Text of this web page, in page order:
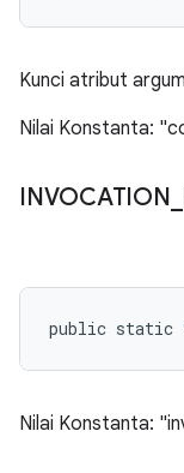
Kunci atribut
Nilai Konstanta:
INVOCATION
public static
Nilai Konstanta: